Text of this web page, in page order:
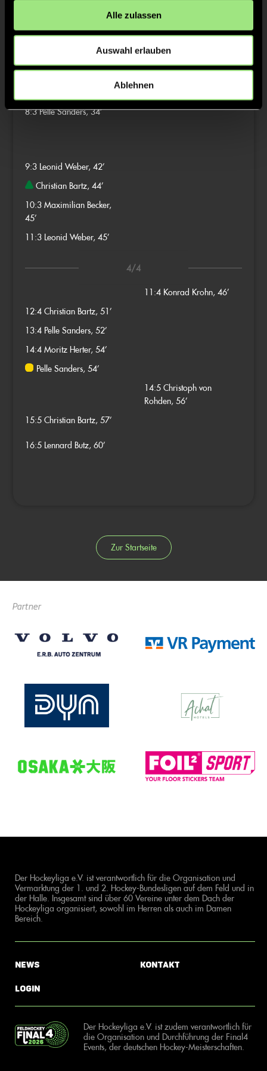
Alle zulassen
Auswahl erlauben
Ablehnen
3/4
7:2 Pelle Sanders, 32’
7:3
8:3 Pelle Sanders, 34’
9:3 Leonid Weber, 42’
Christian Bartz, 44’
10:3 Maximilian Becker,
45’
11:3 Leonid Weber, 45’
4/4
11:4 Konrad Krohn, 46’
12:4 Christian Bartz, 51’
13:4 Pelle Sanders, 52’
14:4 Moritz Herter, 54’
Pelle Sanders, 54’
14:5 Christoph von
Rohden, 56’
15:5 Christian Bartz, 57’
16:5 Lennard Butz, 60’
Zur Startseite
Partner
Der Hockeyliga e.V. ist verantwortlich für die Organisation und
Vermarktung der 1. und 2. Hockey-Bundesligen auf dem Feld und in
der Halle. Insgesamt sind über 60 Vereine unter dem Dach der
Hockeyliga organisiert, sowohl im Herren als auch im Damen
Bereich.
News
Login
Kontakt
Der Hockeyliga e.V. ist zudem verantwortlich für
die Organisation und Durchführung der Final4
Events, der deutschen Hockey-Meisterschaften.